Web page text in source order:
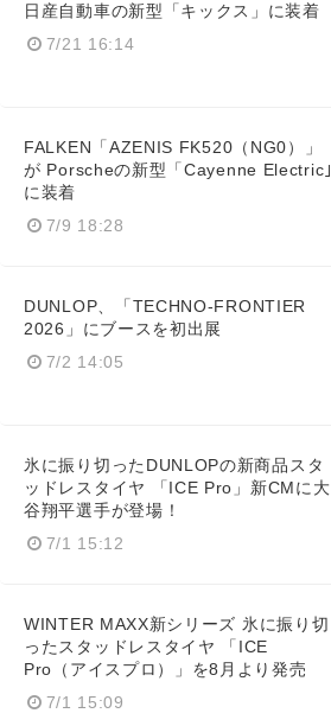
日産自動車の新型「キックス」に装着
7/21 16:14
FALKEN「AZENIS FK520（NG0）」
が Porscheの新型「Cayenne Electric｣
に装着
7/9 18:28
DUNLOP、「TECHNO-FRONTIER
2026」にブースを初出展
7/2 14:05
氷に振り切ったDUNLOPの新商品スタ
ッドレスタイヤ 「ICE Pro」新CMに大
谷翔平選手が登場！
7/1 15:12
WINTER MAXX新シリーズ 氷に振り切
ったスタッドレスタイヤ 「ICE
Pro（アイスプロ）」を8月より発売
7/1 15:09